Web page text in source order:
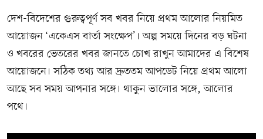
দেশ-বিদেশের গুরুত্বপূর্ণ সব খবর নিয়ে প্রথম আলোর নিয়মিত
আয়োজন ‘একেএস বার্তা সংক্ষেপ’। অল্প সময়ে দিনের বড় ঘটনা
ও খবরের ভেতরের খবর জানতে চোখ রাখুন আমাদের এ বিশেষ
আয়োজনে। সঠিক তথ্য আর দ্রুততম আপডেট নিয়ে প্রথম আলো
আছে সব সময় আপনার সঙ্গে। থাকুন ভালোর সঙ্গে, আলোর
পথে।